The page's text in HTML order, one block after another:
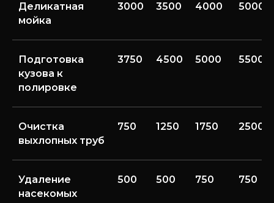
Деликатная
мойка
3000 3500 4000 5000
Подготовка
кузова к
полировке
3750 4500 5000 5500
Очистка
выхлопных труб
750 1250 1750 2500
Удаление
насекомых
500 500 750 750